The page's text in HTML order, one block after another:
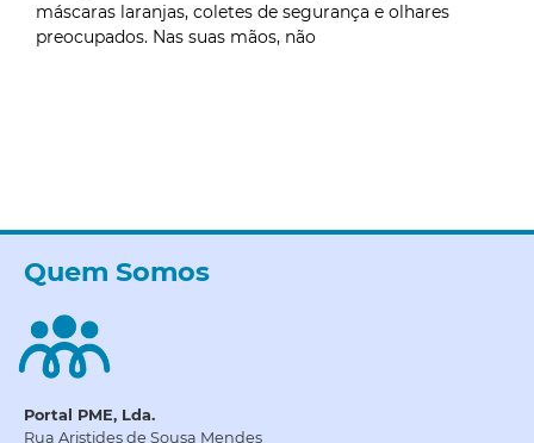
máscaras laranjas, coletes de segurança e olhares
preocupados. Nas suas mãos, não
Quem Somos
Portal PME, Lda.
Rua Aristides de Sousa Mendes